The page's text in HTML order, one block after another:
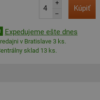
+
–
Kúpiť
Expedujeme ešte dnes
v Bratislave 3 ks.
sklad 13 ks.